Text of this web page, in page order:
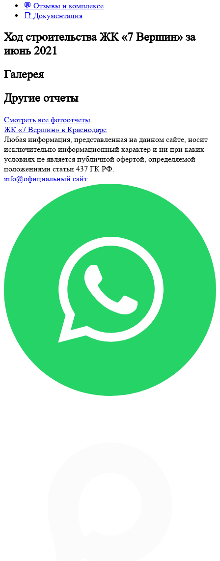
💬 Отзывы и комплексе
📑 Документация
Ход строительства ЖК «7 Вершин» за
июнь 2021
Галерея
Другие отчеты
Смотреть все фотоотчеты
ЖК «7 Вершин» в Краснодаре
Любая информация, представленная на данном сайте, носит
исключительно информационный характер и ни при каких
условиях не является публичной офертой, определяемой
положениями статьи 437 ГК РФ.
info@официальный.сайт